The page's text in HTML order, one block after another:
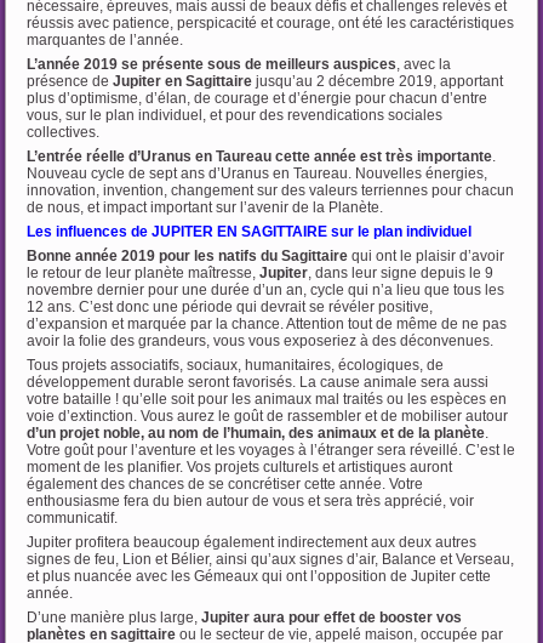
nécessaire, épreuves, mais aussi de beaux défis et challenges relevés et
réussis avec patience, perspicacité et courage, ont été les caractéristiques
marquantes de l’année.
L’année 2019 se présente sous de meilleurs auspices, avec la
présence deJupiter en Sagittaire jusqu’au 2 décembre 2019, apportant
plus d’optimisme, d’élan, de courage et d’énergie pour chacun d’entre
vous, sur le plan individuel, et pour des revendications sociales
collectives.
L’entrée réelle d’Uranus en Taureau cette année est très importante.
Nouveau cycle de sept ans d’Uranus en Taureau. Nouvelles énergies,
innovation, invention, changement sur des valeurs terriennes pour chacun
de nous, et impact important sur l’avenir de la Planète.
Les influences de JUPITER EN SAGITTAIRE sur le plan individuel
Bonne année 2019 pour les natifs du Sagittairequi ont le plaisir d’avoir
le retour de leur planète maîtresse,Jupiter, dans leur signe depuis le 9
novembre dernier pour une durée d’un an, cycle qui n’a lieu que tous les
12 ans. C’est donc une période qui devrait se révéler positive,
d’expansion et marquée par la chance. Attention tout de même de ne pas
avoir la folie des grandeurs, vous vous exposeriez à des déconvenues.
Tous projets associatifs, sociaux, humanitaires, écologiques, de
développement durable seront favorisés. La cause animale sera aussi
votre bataille ! qu’elle soit pour les animaux mal traités ou les espèces en
voie d’extinction. Vous aurez le goût de rassembler et de mobiliser autour
d’un projet noble, au nom de l’humain, des animaux et de la planète.
Votre goût pour l’aventure et les voyages à l’étranger sera réveillé. C’est le
moment de les planifier. Vos projets culturels et artistiques auront
également des chances de se concrétiser cette année. Votre
enthousiasme fera du bien autour de vous et sera très apprécié, voir
communicatif.
Jupiter profitera beaucoup également indirectement aux deux autres
signes de feu, Lion et Bélier, ainsi qu’aux signes d’air, Balance et Verseau,
et plus nuancée avec les Gémeaux qui ont l’opposition de Jupiter cette
année.
D’une manière plus large,Jupiter aura pour effet de booster vos
planètes en sagittaire ou le secteur de vie, appelé maison, occupée par